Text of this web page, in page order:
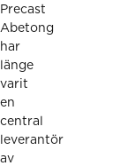
Precast
Abetong
har
länge
varit
en
central
leverantör
av